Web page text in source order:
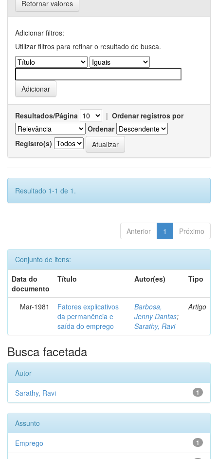
Retornar valores
Adicionar filtros:
Utilizar filtros para refinar o resultado de busca.
Resultados/Página | Ordenar registros por
Ordenar
Registro(s)
Resultado 1-1 de 1.
Anterior 1 Próximo
Conjunto de itens:
Data do
documento
Título Autor(es) Tipo
Mar-1981
Fatores explicativos
da permanência e
saída do emprego
Barbosa,
Jenny Dantas;
Sarathy, Ravi
Artigo
Busca facetada
Autor
1
Sarathy, Ravi
Assunto
1
Emprego